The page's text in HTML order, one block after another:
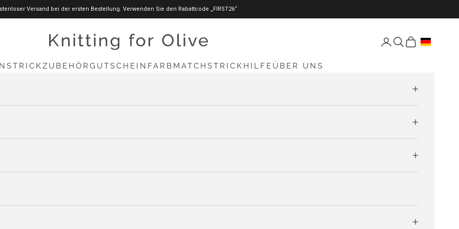
Versand bei der ersten Bestellung. Verwenden Sie den Rabattcode „FIRST26“
knittingforolive.com Seite Konto öffnen
Suche öffnen
Warenkorb
STRICKZUBEHÖR GUTSCHEIN FARBMATCH STRICKHILFE ÜBER UNS